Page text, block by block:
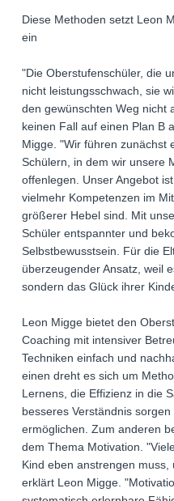
Diese Methoden setzt Leon
ein
"Die Oberstufenschüler, die
nicht leistungsschwach, sie
den gewünschten Weg nicht
keinen Fall auf einen Plan B
Migge. "Wir führen zunächst
Schülern, in dem wir unsere
offenlegen. Unser Angebot
vielmehr Kompetenzen im
größerer Hebel sind. Mit
Schüler entspannter und
Selbstbewusstsein. Für die
überzeugender Ansatz, weil
sondern das Glück ihrer
Leon Migge bietet den
Coaching mit intensiver
Techniken einfach und
einen dreht es sich um
Lernens, die Effizienz in die
besseres Verständnis
ermöglichen. Zum anderen
dem Thema Motivation.
Kind eben anstrengen muss,
erklärt Leon Migge.